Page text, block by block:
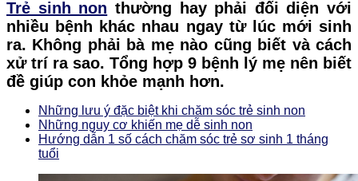
Trẻ sinh non thường hay phải đối diện với
nhiều bệnh khác nhau ngay từ lúc mới sinh
ra. Không phải bà mẹ nào cũng biết và cách
xử trí ra sao. Tổng hợp 9 bệnh lý mẹ nên biết
đề giúp con khỏe mạnh hơn.
Những lưu ý đặc biệt khi chăm sóc trẻ sinh non
Những nguy cơ khiến mẹ dễ sinh non
Hướng dẫn 1 số cách chăm sóc trẻ sơ sinh 1 tháng
tuổi